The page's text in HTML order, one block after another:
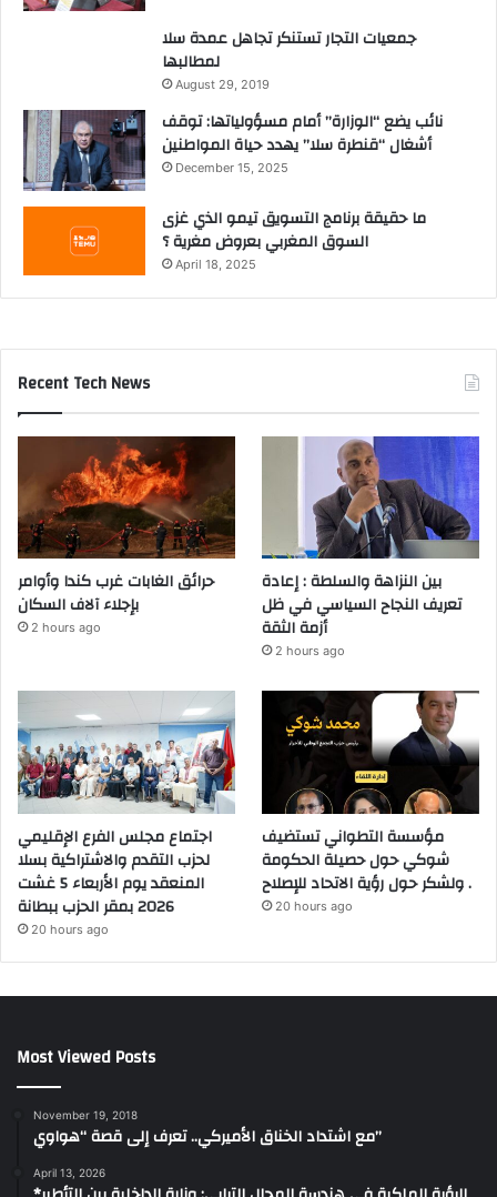
جمعيات التجار تستنكر تجاهل عمدة سلا
لمطالبها
August 29, 2019
نائب يضع “الوزارة” أمام مسؤولياتها: توقف
أشغال “قنطرة سلا” يهدد حياة المواطنين
December 15, 2025
ما حقيقة برنامج التسويق تيمو الذي غزى
السوق المغربي بعروض مغرية ؟
April 18, 2025
Recent Tech News
حرائق الغابات غرب كندا وأوامر
بإجلاء آلاف السكان
2 hours ago
بين النزاهة والسلطة : إعادة
تعريف النجاح السياسي في ظل
أزمة الثقة
2 hours ago
اجتماع مجلس الفرع الإقليمي
لحزب التقدم والاشتراكية بسلا
المنعقد يوم الأربعاء 5 غشت
2026 بمقر الحزب ببطانة
20 hours ago
مؤسسة التطواني تستضيف
شوكي حول حصيلة الحكومة
ولشكر حول رؤية الاتحاد للإصلاح .
20 hours ago
Most Viewed Posts
November 19, 2018
مع اشتداد الخناق الأميركي.. تعرف إلى قصة “هواوي”
April 13, 2026